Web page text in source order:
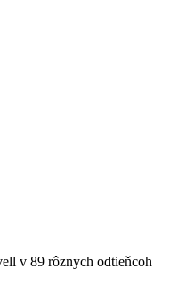
v 89 rôznych odtieňcoh